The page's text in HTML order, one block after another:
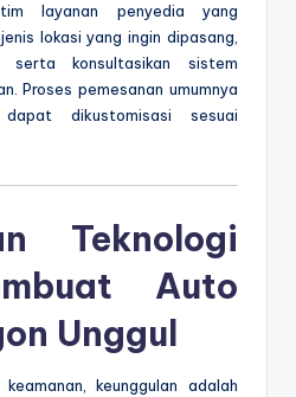
layanan penyedia yang
lokasi yang ingin dipasang,
serta konsultasikan sistem
Proses pemesanan umumnya
dikustomisasi sesuai
Teknologi
Auto
Unggul
keunggulan adalah